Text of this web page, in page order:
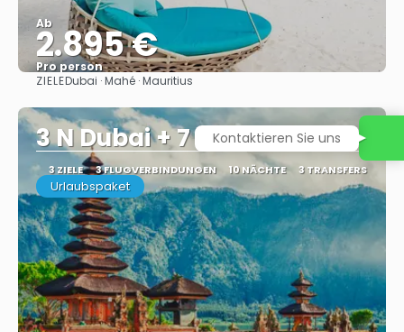
Ab
2.895 €
Pro person
Sehen
ZIELEDubai · Mahé · Mauritius
3 N Dubai + 7 N Bali
3 ZIELE 3 FLUGVERBINDUNGEN 10 NÄCHTE 3 TRANSFERS
Urlaubspaket
Kontaktieren Sie uns